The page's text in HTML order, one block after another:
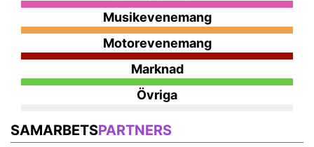
Musikevenemang
Motorevenemang
Marknad
Övriga
SAMARBETSPARTNERS